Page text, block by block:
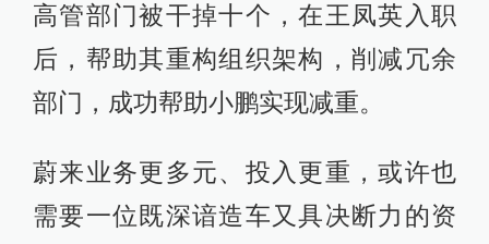
高管部门被干掉十个，在王凤英入职
后，帮助其重构组织架构，削减冗余
部门，成功帮助小鹏实现减重。
蔚来业务更多元、投入更重，或许也
需要一位既深谙造车又具决断力的资